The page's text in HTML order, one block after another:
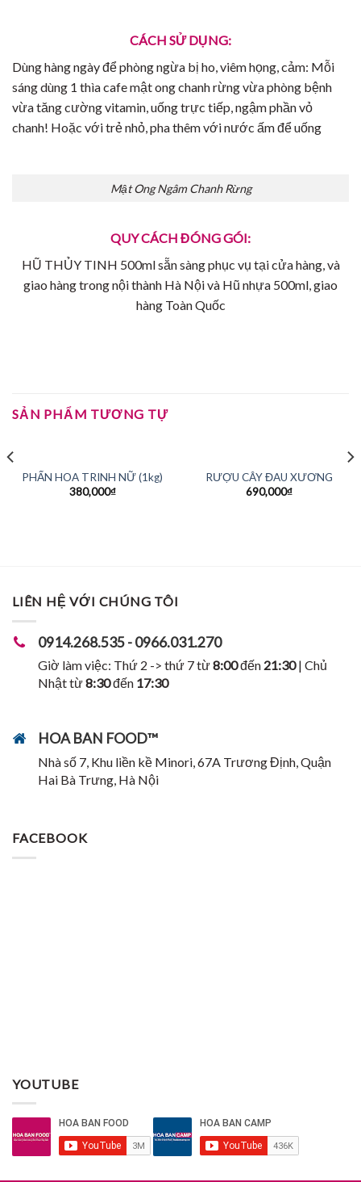
CÁCH SỬ DỤNG:
Dùng hàng ngày để phòng ngừa bị ho, viêm họng, cảm: Mỗi
sáng dùng 1 thìa cafe mật ong chanh rừng vừa phòng bệnh
vừa tăng cường vitamin, uống trực tiếp, ngậm phần vỏ
chanh! Hoặc với trẻ nhỏ, pha thêm với nước ấm để uống
Mật Ong Ngâm Chanh Rừng
QUY CÁCH ĐÓNG GÓI:
HŨ THỦY TINH 500ml sẵn sàng phục vụ tại cửa hàng, và
giao hàng trong nội thành Hà Nội và Hũ nhựa 500ml, giao
hàng Toàn Quốc
SẢN PHẨM TƯƠNG TỰ
PHẤN HOA TRINH NỮ (1kg)
380,000₫
RƯỢU CÂY ĐAU XƯƠNG
690,000₫
LIÊN HỆ VỚI CHÚNG TÔI
0914.268.535 - 0966.031.270
Giờ làm việc: Thứ 2 -> thứ 7 từ8:00đến 21:30| Chủ
Nhật từ8:30đến 17:30
HOA BAN FOOD™
Nhà số 7, Khu liền kề Minori, 67A Trương Định, Quận
Hai Bà Trưng, Hà Nội
FACEBOOK
YOUTUBE